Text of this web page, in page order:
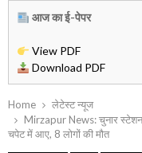
Home
लेटेस्ट न्यूज
Mirzapur News: चुनार स्टेशन
चपेट में आए, 8 लोगों की मौत
आज का ई-पेपर
View PDF
Download PDF